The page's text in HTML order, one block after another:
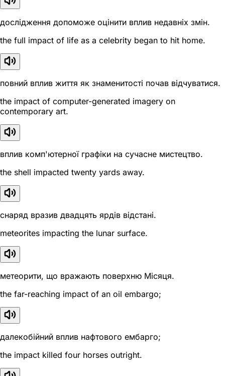
дослідження допоможе оцінити вплив недавніх змін.
the full impact of life as a celebrity began to hit home.
повний вплив життя як знаменитості почав відчуватися.
the impact of computer-generated imagery on
contemporary art.
вплив комп'ютерної графіки на сучасне мистецтво.
the shell impacted twenty yards away.
снаряд вразив двадцять ярдів відстані.
meteorites impacting the lunar surface.
метеорити, що вражають поверхню Місяця.
the far-reaching impact of an oil embargo;
далекобійний вплив нафтового ембарго;
the impact killed four horses outright.